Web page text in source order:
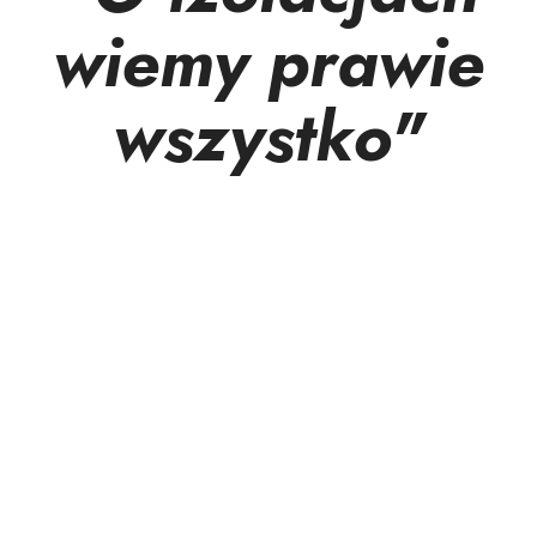
wiemy prawie
wszystko"